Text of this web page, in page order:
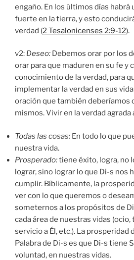
engaño. En los últimos días habrá
fuerte en la tierra, y esto
verdad (2 Tesalonicenses 2:9-12).
v2: Deseo: Debemos orar por los
orar para que maduren en su fe y
conocimiento de la verdad, para
implementar la verdad en sus
oración que también deberíamos
mismos. Vivir en la verdad agrada
Todas las cosas: En todo lo que
nuestra vida.
Prosperado:tiene éxito, logra, no
lograr, sino lograr lo que Di-s nos
cumplir. Bíblicamente, la
ver con lo que queremos o
someternos a los propósitos de
cada área de nuestras vidas
servicio a Él, etc.). La prosperidad
Palabra de Di-s es que Di-s tiene
voluntad, en nuestras vidas.